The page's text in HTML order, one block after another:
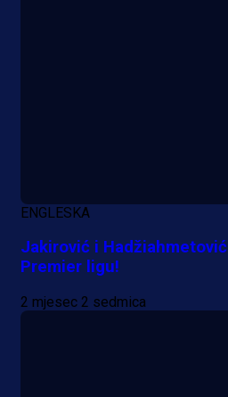
ENGLESKA
Jakirović i
Premier ligu!
2 mjesec 2 sedmica